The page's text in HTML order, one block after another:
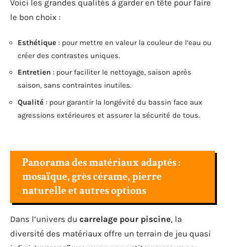
Voici les grandes qualités à garder en tête pour faire
le bon choix :
Esthétique : pour mettre en valeur la couleur de l’eau ou
créer des contrastes uniques.
Entretien : pour faciliter le nettoyage, saison après
saison, sans contraintes inutiles.
Qualité : pour garantir la longévité du bassin face aux
agressions extérieures et assurer la sécurité de tous.
Panorama des matériaux adaptés :
mosaïque, grès cérame, pierre
naturelle et autres options
Dans l’univers du carrelage pour piscine, la
diversité des matériaux offre un terrain de jeu quasi